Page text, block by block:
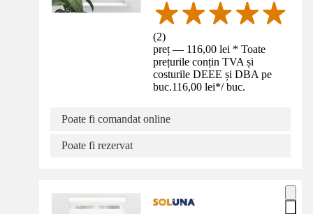
(2)
preț — 116,00 lei * Toate
prețurile conțin TVA și
costurile DEEE și DBA pe
buc.116,00 lei*/ buc.
Poate fi comandat online
Poate fi rezervat